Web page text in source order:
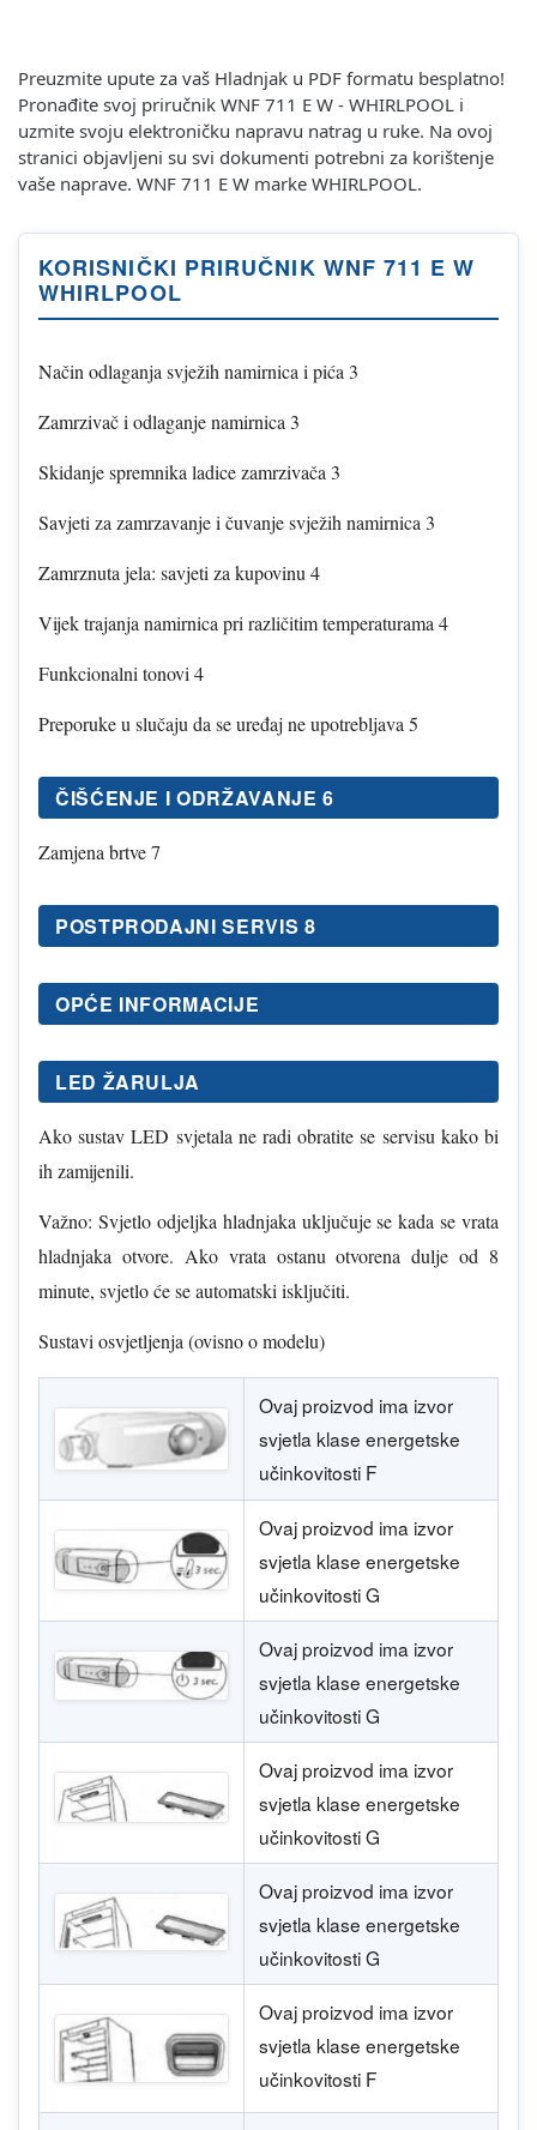
Preuzmite upute za vaš Hladnjak u PDF formatu besplatno!
Pronađite svoj priručnik WNF 711 E W - WHIRLPOOL i
uzmite svoju elektroničku napravu natrag u ruke. Na ovoj
stranici objavljeni su svi dokumenti potrebni za korištenje
vaše naprave. WNF 711 E W marke WHIRLPOOL.
KORISNIČKI PRIRUČNIK WNF 711 E W
WHIRLPOOL
Način odlaganja svježih namirnica i pića 3
Zamrzivač i odlaganje namirnica 3
Skidanje spremnika ladice zamrzivača 3
Savjeti za zamrzavanje i čuvanje svježih namirnica 3
Zamrznuta jela: savjeti za kupovinu 4
Vijek trajanja namirnica pri različitim temperaturama 4
Funkcionalni tonovi 4
Preporuke u slučaju da se uređaj ne upotrebljava 5
ČIŠĆENJE I ODRŽAVANJE 6
Zamjena brtve 7
POSTPRODAJNI SERVIS 8
OPĆE INFORMACIJE
LED ŽARULJA
Ako sustav LED svjetala ne radi obratite se servisu kako bi
ih zamijenili.
Važno: Svjetlo odjeljka hladnjaka uključuje se kada se vrata
hladnjaka otvore. Ako vrata ostanu otvorena dulje od 8
minute, svjetlo će se automatski isključiti.
Sustavi osvjetljenja (ovisno o modelu)
Ovaj proizvod ima izvor
svjetla klase energetske
učinkovitosti F
Ovaj proizvod ima izvor
svjetla klase energetske
učinkovitosti G
Ovaj proizvod ima izvor
svjetla klase energetske
učinkovitosti G
Ovaj proizvod ima izvor
svjetla klase energetske
učinkovitosti G
Ovaj proizvod ima izvor
svjetla klase energetske
učinkovitosti G
Ovaj proizvod ima izvor
svjetla klase energetske
učinkovitosti F